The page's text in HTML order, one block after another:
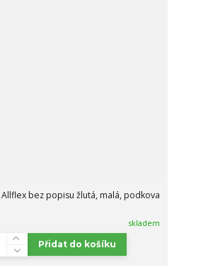
Allflex bez popisu žlutá, malá, podkova
skladem
Přidat do košíku